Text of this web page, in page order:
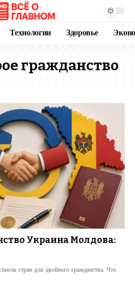
Технологии Здоровье
гражданство
Украина Молдова:
стран для двойного гражданства. Что